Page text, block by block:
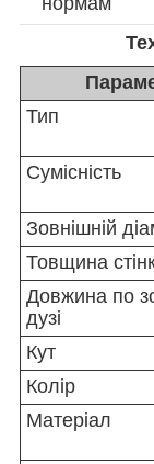
Тип
Сумісність
Зовнішній
Товщина
Довжина по
дузі
Кут
Колір
Матеріал